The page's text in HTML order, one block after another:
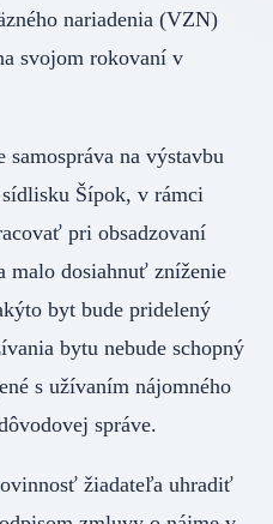
nariadenia (VZN)
svojom rokovaní v
na výstavbu
Šípok, v rámci
pri obsadzovaní
malo dosiahnuť zníženie
byt bude pridelený
bytu nebude schopný
s užívaním nájomného
dôvodovej správe.
žiadateľa uhradiť